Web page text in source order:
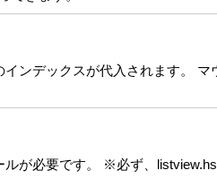
ンデックスが代入されます。
が必要です。 ※必ず、